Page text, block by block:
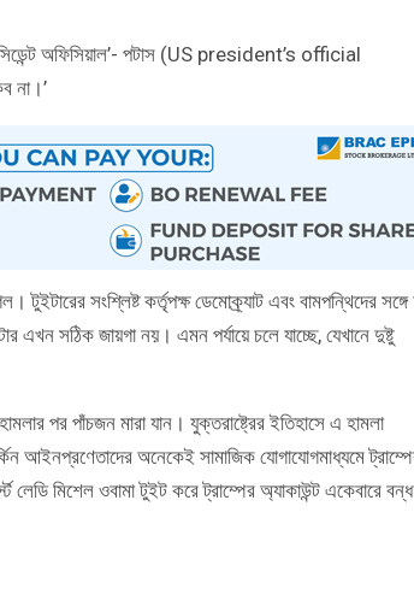
অফিসিয়াল’- পটাস (US president’s official
না।’
সংশ্লিষ্ট কর্তৃপক্ষ ডেমোক্র্যাট এবং বামপন্থিদের সঙ্গে
সঠিক জায়গা নয়। এমন পর্যায়ে চলে যাচ্ছে, যেখানে দুষ্টু
পর পাঁচজন মারা যান। যুক্তরাষ্ট্রের ইতিহাসে এ হামলা
আইনপ্রণেতাদের অনেকেই সামাজিক যোগাযোগমাধ্যমে
মিশেল ওবামা টুইট করে ট্রাম্পের অ্যাকাউন্ট একেবারে বন্ধ